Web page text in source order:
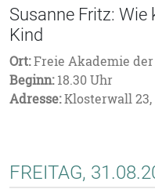
Susanne Fritz:
Kind
Ort:Freie Akademie
Beginn:18.30 Uhr
Adresse:Klosterwall 23,
FREITAG,